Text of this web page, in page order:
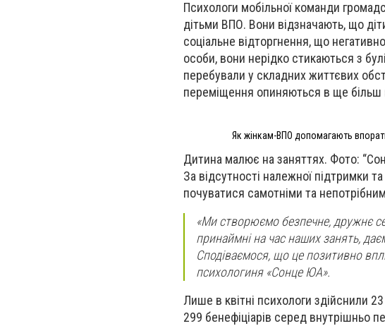
Психологи мобільної команди
дітьми ВПО. Вони відзначають, що
соціальне відторгнення, що
особи, вони нерідко стикаються з
перебували у складних життєвих
переміщення опиняються в ще більш
Як жінкам-ВПО допомагають
Дитина малює на заняттях. Фото:
За відсутності належної підтримки
почуватися самотніми та
«Ми створюємо безпечне, дружнє
принаймні на час наших занять,
Сподіваємося, що це позитивно
психологиня «Сонце ЮА».
Лише в квітні психологи здійснили
299 бенефіціарів серед внутрішньо